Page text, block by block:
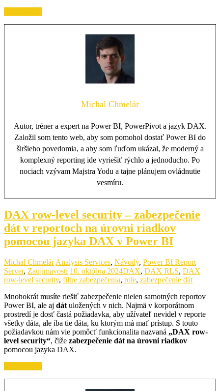
Michal Chmelár
Autor, tréner a expert na Power BI, PowerPivot a jazyk DAX.
Založil som tento web, aby som pomohol dostať Power BI do
širšieho povedomia, a aby som ľuďom ukázal, že moderný a
komplexný reporting ide vyriešiť rýchlo a jednoducho. Po
nociach vzývam Majstra Yodu a tajne plánujem ovládnutie
vesmíru.
DAX row-level security – zabezpečenie
dát v reportoch na úrovni riadkov
pomocou jazyka DAX v Power BI
Michal Chmelár Analysis Services, Návody, Power BI Report
Server, Zaujímavosti 10. októbra 2024DAX, DAX RLS, DAX
row-level security, filtre zabezpečenia, role, zabezpečenie dát
Mnohokrát musíte riešiť zabezpečenie nielen samotných reportov
Power BI, ale aj dát uložených v nich. Najmä v korporátnom
prostredí je dosť častá požiadavka, aby užívateľ nevidel v reporte
všetky dáta, ale iba tie dáta, ku ktorým má mať prístup. S touto
požiadavkou nám vie pomôcť funkcionalita nazvaná „DAX row-
level security“, čiže zabezpečenie dát na úrovni riadkov
pomocou jazyka DAX.